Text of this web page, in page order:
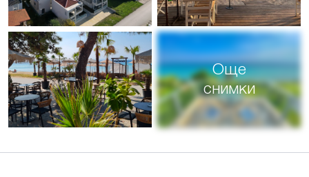
Още
снимки